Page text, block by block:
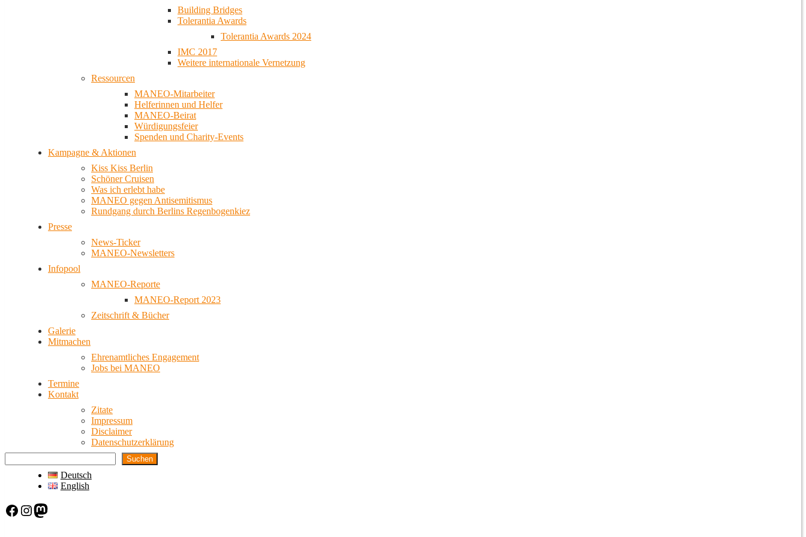
Building Bridges
Tolerantia Awards
Tolerantia Awards 2024
IMC 2017
Weitere internationale Vernetzung
Ressourcen
MANEO-Mitarbeiter
Helferinnen und Helfer
MANEO-Beirat
Würdigungsfeier
Spenden und Charity-Events
Kampagne & Aktionen
Kiss Kiss Berlin
Schöner Cruisen
Was ich erlebt habe
MANEO gegen Antisemitismus
Rundgang durch Berlins Regenbogenkiez
Presse
News-Ticker
MANEO-Newsletters
Infopool
MANEO-Reporte
MANEO-Report 2023
Zeitschrift & Bücher
Galerie
Mitmachen
Ehrenamtliches Engagement
Jobs bei MANEO
Termine
Kontakt
Zitate
Impressum
Disclaimer
Datenschutzerklärung
Suchen
Deutsch
English
Facebook Instagram Mastodon